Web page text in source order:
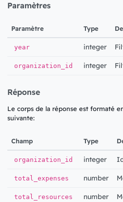
Paramètres
Paramètre Type
year integer
organization_id integer
Réponse
Le corps de la réponse est formaté
suivante:
Champ Type
organization_id integer
total_expenses number
total_resources number